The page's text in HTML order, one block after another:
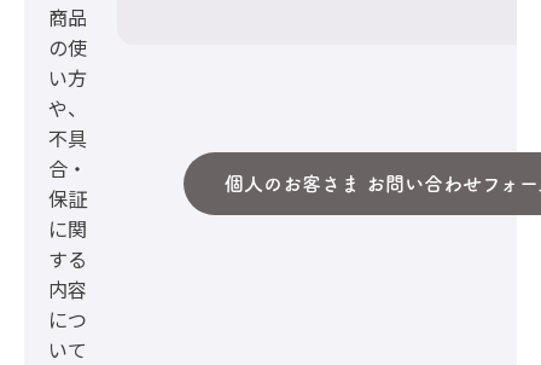
商品
の使
い方
や、
不具
合・
保証
に関
する
内容
につ
いて
個人のお客さま お問い合わせフォー